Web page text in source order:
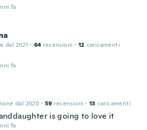
fa
dal 2021 · 64 recensioni · 12 caricamenti
fa
dal 2020 · 59 recensioni · 13 caricamenti
is going to love it
fa